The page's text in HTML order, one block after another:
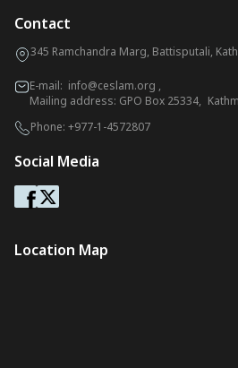
Contact
345 Ramchandra Marg, Battisputali,
E-mail: info@ceslam.org ,
Mailing address: GPO Box 25334,
Phone: +977-1-4572807
Social Media
Location Map